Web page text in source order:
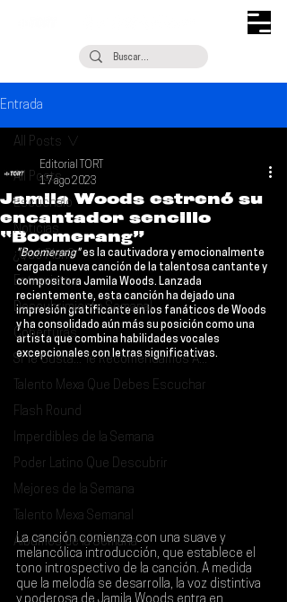
Entrada
All Posts
Escúchalo
Noticias
¿Qué Plan?
Entrevistas
Descubrimiento Semanal
Coberturas
Si Te Gusta... Te Recomendamos A...
Talento Mexa Que Debes Escuchar
Flash Round
Imperdibles de la Semana
Poder Latino Que Descubrir
Mejores de la Semana
Talento Mexa Semanal
Álbumes de la Semana
All Posts
Jamila Woods estrenó su
encantador sencillo
“Boomerang”
Editorial TORT
17 ago 2023
"Boomerang" es la cautivadora y emocionalmente
cargada nueva canción de la talentosa cantante y
compositora Jamila Woods. Lanzada
recientemente, esta canción ha dejado una
impresión gratificante en los fanáticos de Woods
y ha consolidado aún más su posición como una
artista que combina habilidades vocales
excepcionales con letras significativas.
La canción comienza con una suave y
melancólica introducción, que establece el
tono introspectivo de la canción. A medida
que la melodía se desarrolla, la voz distintiva